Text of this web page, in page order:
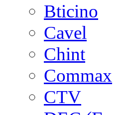
Bticino
Cavel
Chint
Commax
CTV